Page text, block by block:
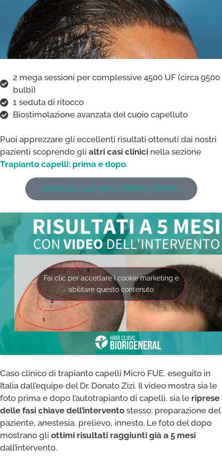
2 mega sessioni per complessive 4500 UF (circa 9500
bulbi)
1 seduta di ritocco
Biostimolazione avanzata del cuoio capelluto
Puoi apprezzare gli eccellenti risultati ottenuti dai nostri
pazienti scoprendo gli altri casi clinici nella sezione
Trapianto capelli: prima e dopo.
Vedi tutti i casi clinici PRIMA e DOPO >
Fai clic per accettare i cookie marketing e
abilitare questo contenuto
Caso clinico di trapianto capelli Micro FUE, eseguito in
Italia dall’equipe del Dr. Donato Zizi. Il video mostra sia le
foto prima e dopo l’autotrapianto di capelli, sia le riprese
delle fasi chiave dell’intervento stesso: preparazione del
paziente, anestesia, prelievo, innesto. Le foto del dopo
mostrano gli ottimi risultati raggiunti già a 5 mesi
dall’intervento.